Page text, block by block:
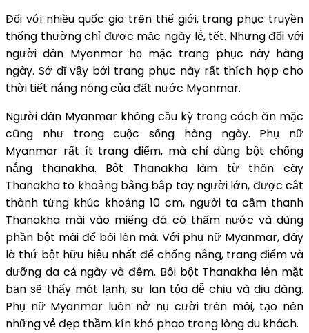
Đối với nhiều quốc gia trên thế giới, trang phục truyền
thống thường chỉ được mặc ngày lễ, tết. Nhưng đối với
người dân Myanmar họ mặc trang phục này hàng
ngày. Sở dĩ vậy bởi trang phục này rất thích hợp cho
thời tiết nắng nóng của đất nước Myanmar.
Người dân Myanmar không cầu kỳ trong cách ăn mặc
cũng như trong cuộc sống hàng ngày. Phụ nữ
Myanmar rất ít trang điểm, mà chỉ dùng bột chống
nắng thanakha. Bột Thanakha làm từ thân cây
Thanakha to khoảng bằng bắp tay người lớn, được cắt
thành từng khúc khoảng 10 cm, người ta cầm thanh
Thanakha mài vào miếng đá có thấm nước và dùng
phần bột mài để bôi lên má. Với phụ nữ Myanmar, đây
là thứ bột hữu hiệu nhất để chống nắng, trang điểm và
dưỡng da cả ngày và đêm. Bôi bột Thanakha lên mặt
bạn sẽ thấy mát lạnh, sự lan tỏa dễ chịu và dịu dàng.
Phụ nữ Myanmar luôn nở nụ cười trên môi, tạo nên
những vẻ đẹp thầm kín khó phao trong lòng du khách.